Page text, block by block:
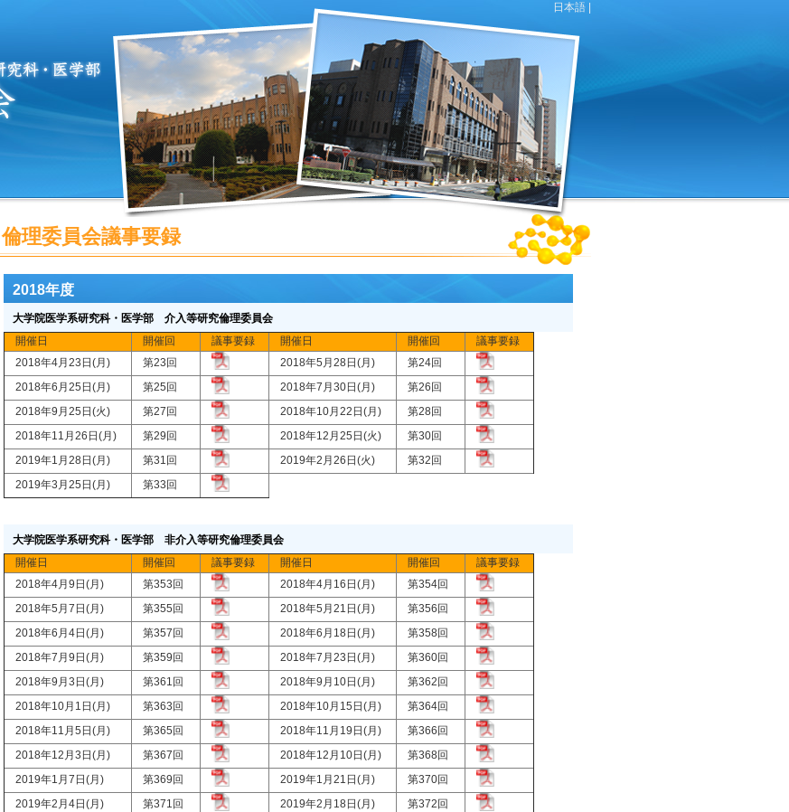
日本語 |
倫理委員会議事要録
2018年度
大学院医学系研究科・医学部 介入等研究倫理委員会
開催日
開催回 議事要録 開催日 開催回
議事要録
2018年4月23日(月)
第23回 2018年5月28日(月)
第24回
2018年6月25日(月)
第25回 2018年7月30日(月)
第26回
2018年9月25日(火)
第27回 2018年10月22日(月)
第28回
2018年11月26日(月)
第29回 2018年12月25日(火)
第30回
2019年1月28日(月)
第31回 2019年2月26日(火)
第32回
2019年3月25日(月)
第33回
大学院医学系研究科・医学部 非介入等研究倫理委員会
開催日
開催回 議事要録 開催日 開催回
議事要録
2018年4月9日(月)
第353回 2018年4月16日(月)
第354回
2018年5月7日(月)
第355回 2018年5月21日(月)
第356回
2018年6月4日(月)
第357回 2018年6月18日(月)
第358回
2018年7月9日(月)
第359回 2018年7月23日(月)
第360回
2018年9月3日(月)
第361回 2018年9月10日(月)
第362回
2018年10月1日(月)
第363回 2018年10月15日(月)
第364回
2018年11月5日(月)
第365回 2018年11月19日(月)
第366回
2018年12月3日(月)
第367回 2018年12月10日(月)
第368回
2019年1月7日(月)
第369回 2019年1月21日(月)
第370回
2019年2月4日(月)
第371回 2019年2月18日(月)
第372回